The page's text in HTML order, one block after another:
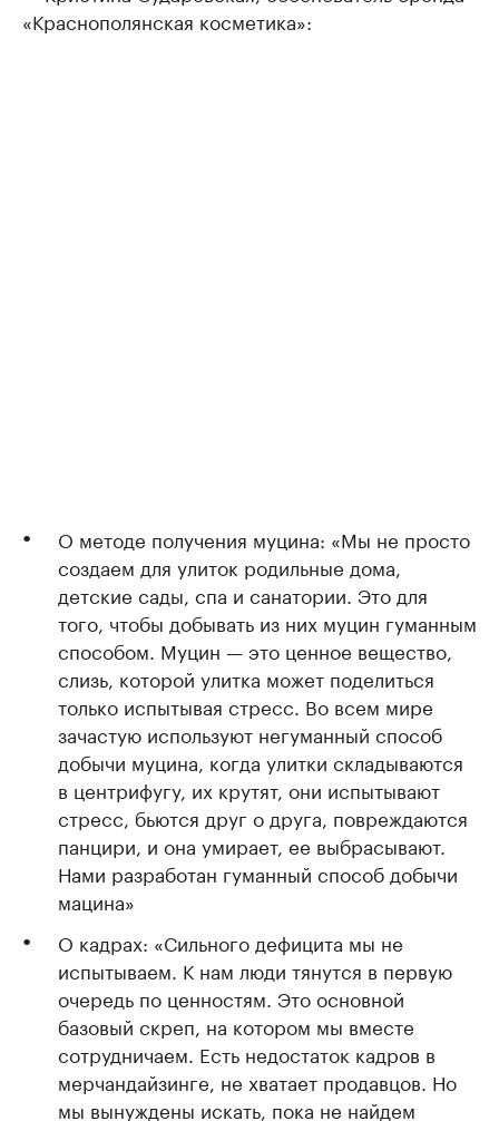
«Краснополянская косметика»:
О методе получения муцина: «Мы не просто
создаем для улиток родильные дома,
детские сады, спа и санатории. Это для
того, чтобы добывать из них муцин гуманным
способом. Муцин — это ценное вещество,
слизь, которой улитка может поделиться
только испытывая стресс. Во всем мире
зачастую используют негуманный способ
добычи муцина, когда улитки складываются
в центрифугу, их крутят, они испытывают
стресс, бьются друг о друга, повреждаются
панцири, и она умирает, ее выбрасывают.
Нами разработан гуманный способ добычи
мацина»
О кадрах: «Сильного дефицита мы не
испытываем. К нам люди тянутся в первую
очередь по ценностям. Это основной
базовый скреп, на котором мы вместе
сотрудничаем. Есть недостаток кадров в
мерчандайзинге, не хватает продавцов. Но
мы вынуждены искать, пока не найдем